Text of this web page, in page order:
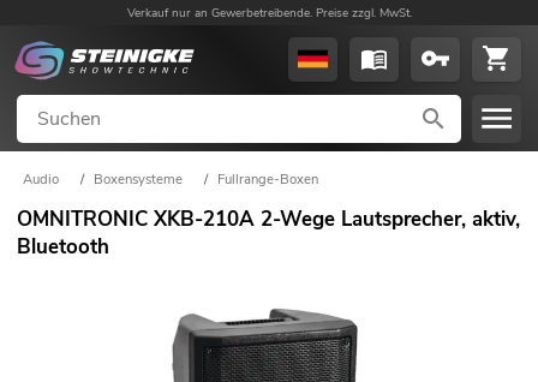
Verkauf nur an Gewerbetreibende. Preise zzgl. MwSt.
Audio / Boxensysteme / Fullrange-Boxen
OMNITRONIC XKB-210A 2-Wege Lautsprecher, aktiv,
Bluetooth